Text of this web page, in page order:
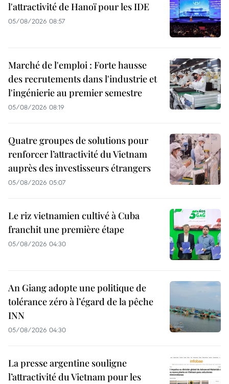
l'attractivité de Hanoï pour les IDE
05/08/2026 08:57
Marché de l'emploi : Forte hausse
des recrutements dans l'industrie et
l'ingénierie au premier semestre
05/08/2026 08:19
Quatre groupes de solutions pour
renforcer l’attractivité du Vietnam
auprès des investisseurs étrangers
05/08/2026 05:07
Le riz vietnamien cultivé à Cuba
franchit une première étape
05/08/2026 04:30
An Giang adopte une politique de
tolérance zéro à l’égard de la pêche
INN
05/08/2026 04:30
La presse argentine souligne
l’attractivité du Vietnam pour les